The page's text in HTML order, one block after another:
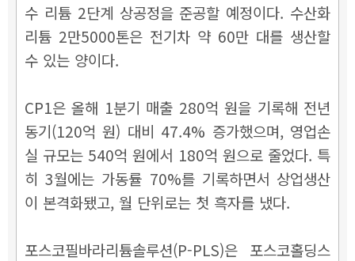
수 리튬 2단계 상공정을 준공할 예정이다. 수산화
리튬 2만5000톤은 전기차 약 60만 대를 생산할
수 있는 양이다.
CP1은 올해 1분기 매출 280억 원을 기록해 전년
동기(120억 원) 대비 47.4% 증가했으며, 영업손
실 규모는 540억 원에서 180억 원으로 줄었다. 특
히 3월에는 가동률 70%를 기록하면서 상업생산
이 본격화됐고, 월 단위로는 첫 흑자를 냈다.
포스코필바라리튬솔루션(P-PLS)은 포스코홀딩스